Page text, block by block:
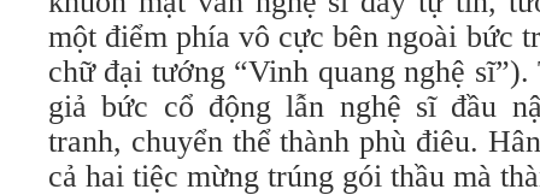
một điểm phía vô cực bên ngoài bức
chữ đại tướng “Vinh quang nghệ
giả bức cổ động lẫn nghệ sĩ đầu
tranh, chuyển thể thành phù điêu.
cả hai tiệc mừng trúng gói thầu mà